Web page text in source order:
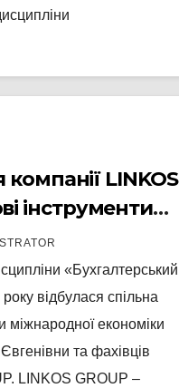
компанії LINKOS
інструменти
обліку:
автоматизація»
«Бухгалтерський
відбулася спільна
міжнародної економіки
та фахівців
LINKOS GROUP –